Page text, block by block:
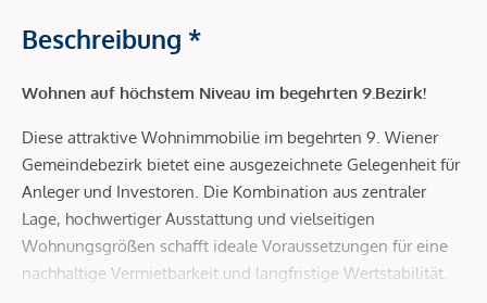
Beschreibung *
Wohnen auf höchstem Niveau im begehrten 9.Bezirk!
Diese attraktive Wohnimmobilie im begehrten 9. Wiener
Gemeindebezirk bietet eine ausgezeichnete Gelegenheit für
Anleger und Investoren. Die Kombination aus zentraler
Lage, hochwertiger Ausstattung und vielseitigen
Wohnungsgrößen schafft ideale Voraussetzungen für eine
nachhaltige Vermietbarkeit und langfristige Wertstabilität.